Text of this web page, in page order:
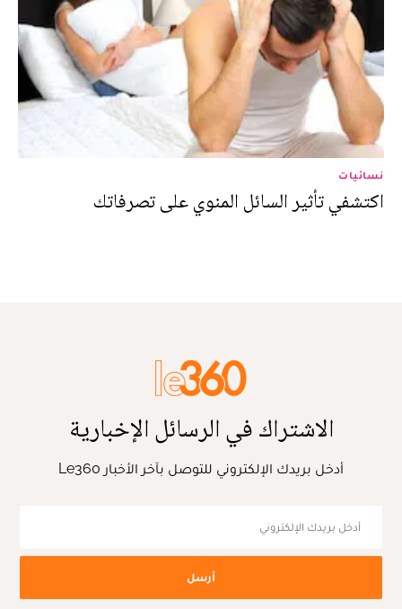
نسائيات
اكتشفي تأثير السائل المنوي على تصرفاتك
الاشتراك في الرسائل الإخبارية
أدخل بريدك الإلكتروني للتوصل بآخر الأخبار Le360
أرسل